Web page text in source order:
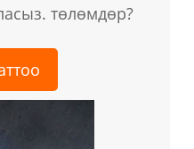
төлөмдөр?